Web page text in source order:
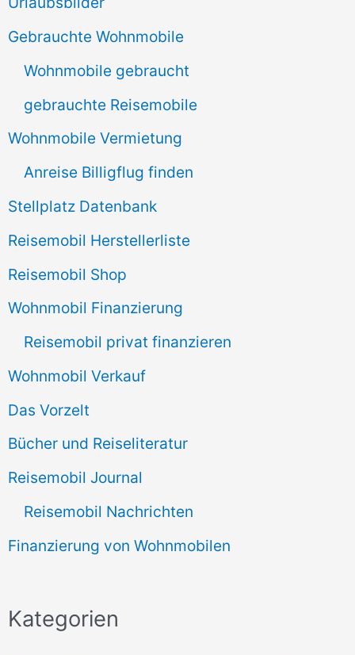
n
Gebrauchte Wohnmobile
Wohnmobile gebraucht
gebrauchte Reisemobile
Wohnmobile Vermietung
Anreise Billigflug finden
Stellplatz Datenbank
Reisemobil Herstellerliste
Reisemobil Shop
Wohnmobil Finanzierung
Reisemobil privat finanzieren
Wohnmobil Verkauf
Das Vorzelt
Bücher und Reiseliteratur
Reisemobil Journal
Reisemobil Nachrichten
Finanzierung von Wohnmobilen
Kategorien